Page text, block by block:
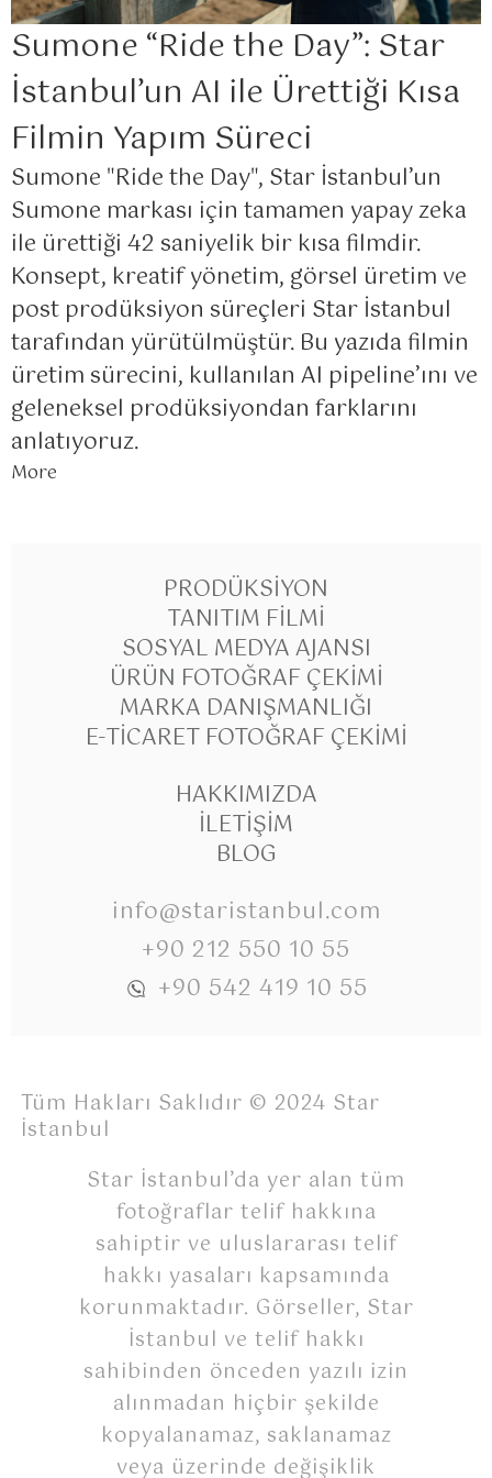
Sumone “Ride the Day”: Star
İstanbul’un AI ile Ürettiği Kısa
Filmin Yapım Süreci
Sumone "Ride the Day", Star İstanbul’un
Sumone markası için tamamen yapay zeka
ile ürettiği 42 saniyelik bir kısa filmdir.
Konsept, kreatif yönetim, görsel üretim ve
post prodüksiyon süreçleri Star İstanbul
tarafından yürütülmüştür. Bu yazıda filmin
üretim sürecini, kullanılan AI pipeline’ını ve
geleneksel prodüksiyondan farklarını
anlatıyoruz.
More
PRODÜKSIYON
TANITIM FILMI
SOSYAL MEDYA AJANSI
ÜRÜN FOTOĞRAF ÇEKIMI
MARKA DANIŞMANLIĞI
E-TICARET FOTOĞRAF ÇEKIMI
HAKKIMIZDA
İLETIŞIM
BLOG
info@staristanbul.com
+90 212 550 10 55
+90 542 419 10 55
Tüm Hakları Saklıdır © 2024 Star
İstanbul
Star İstanbul’da yer alan tüm
fotoğraflar telif hakkına
sahiptir ve uluslararası telif
hakkı yasaları kapsamında
korunmaktadır. Görseller, Star
İstanbul ve telif hakkı
sahibinden önceden yazılı izin
alınmadan hiçbir şekilde
kopyalanamaz, saklanamaz
veya üzerinde değişiklik